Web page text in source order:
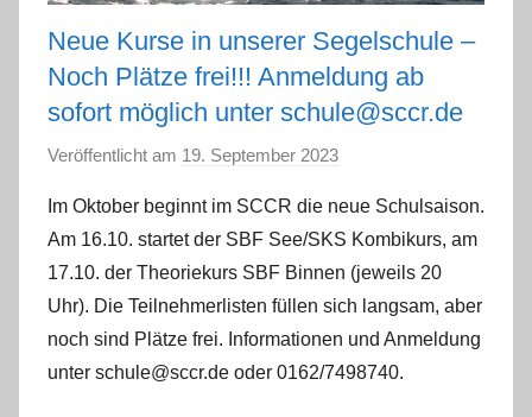
Neue Kurse in unserer Segelschule –
Noch Plätze frei!!! Anmeldung ab
sofort möglich unter schule@sccr.de
Veröffentlicht am 19. September 2023
n
P
e
t
e
r
Im Oktober beginnt im SCCR die neue Schulsaison.
Am 16.10. startet der SBF See/SKS Kombikurs, am
17.10. der Theoriekurs SBF Binnen (jeweils 20
Uhr). Die Teilnehmerlisten füllen sich langsam, aber
noch sind Plätze frei. Informationen und Anmeldung
unter schule@sccr.de oder 0162/7498740.